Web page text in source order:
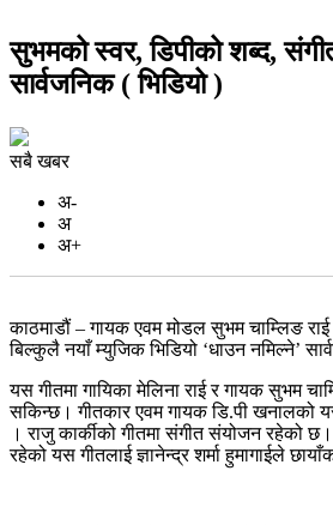
सुभमको स्वर, डिपीको शब्द,
सार्वजनिक ( भिडियो )
सबै खबर
अ-
अ
अ+
काठमाडौं – गायक एवम मोडल सुभम चाम्लिङ
बिल्कुलै नयाँ म्युजिक भिडियो ‘धाउन नमिल्ने’
यस गीतमा गायिका मेलिना राई र गायक सुभम
सकिन्छ। गीतकार एवम गायक डि.पी खनालको
। राजु कार्कीको गीतमा संगीत संयोजन रहेको छ।
रहेको यस गीतलाई ज्ञानेन्द्र शर्मा हुमागाईले